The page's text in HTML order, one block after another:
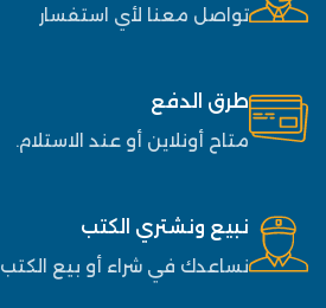
تواصل معنا لأي استفسار
طرق الدفع
متاح أونلاين أو عند الاستلام.
نبيع ونشتري الكتب
نساعدك في شراء أو بيع الكتب